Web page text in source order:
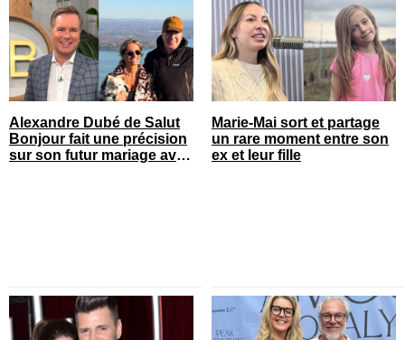
Alexandre Dubé de Salut
Bonjour fait une précision
sur son futur mariage avec
Marie-Mai sort et partage
un rare moment entre son
ex et leur fille